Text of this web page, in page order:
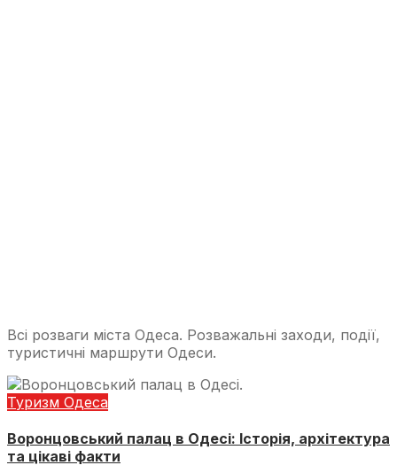
Всі розваги міста Одеса. Розважальні заходи, події,
туристичні маршрути Одеси.
Туризм Одеса
Воронцовський палац в Одесі: Історія, архітектура
та цікаві факти